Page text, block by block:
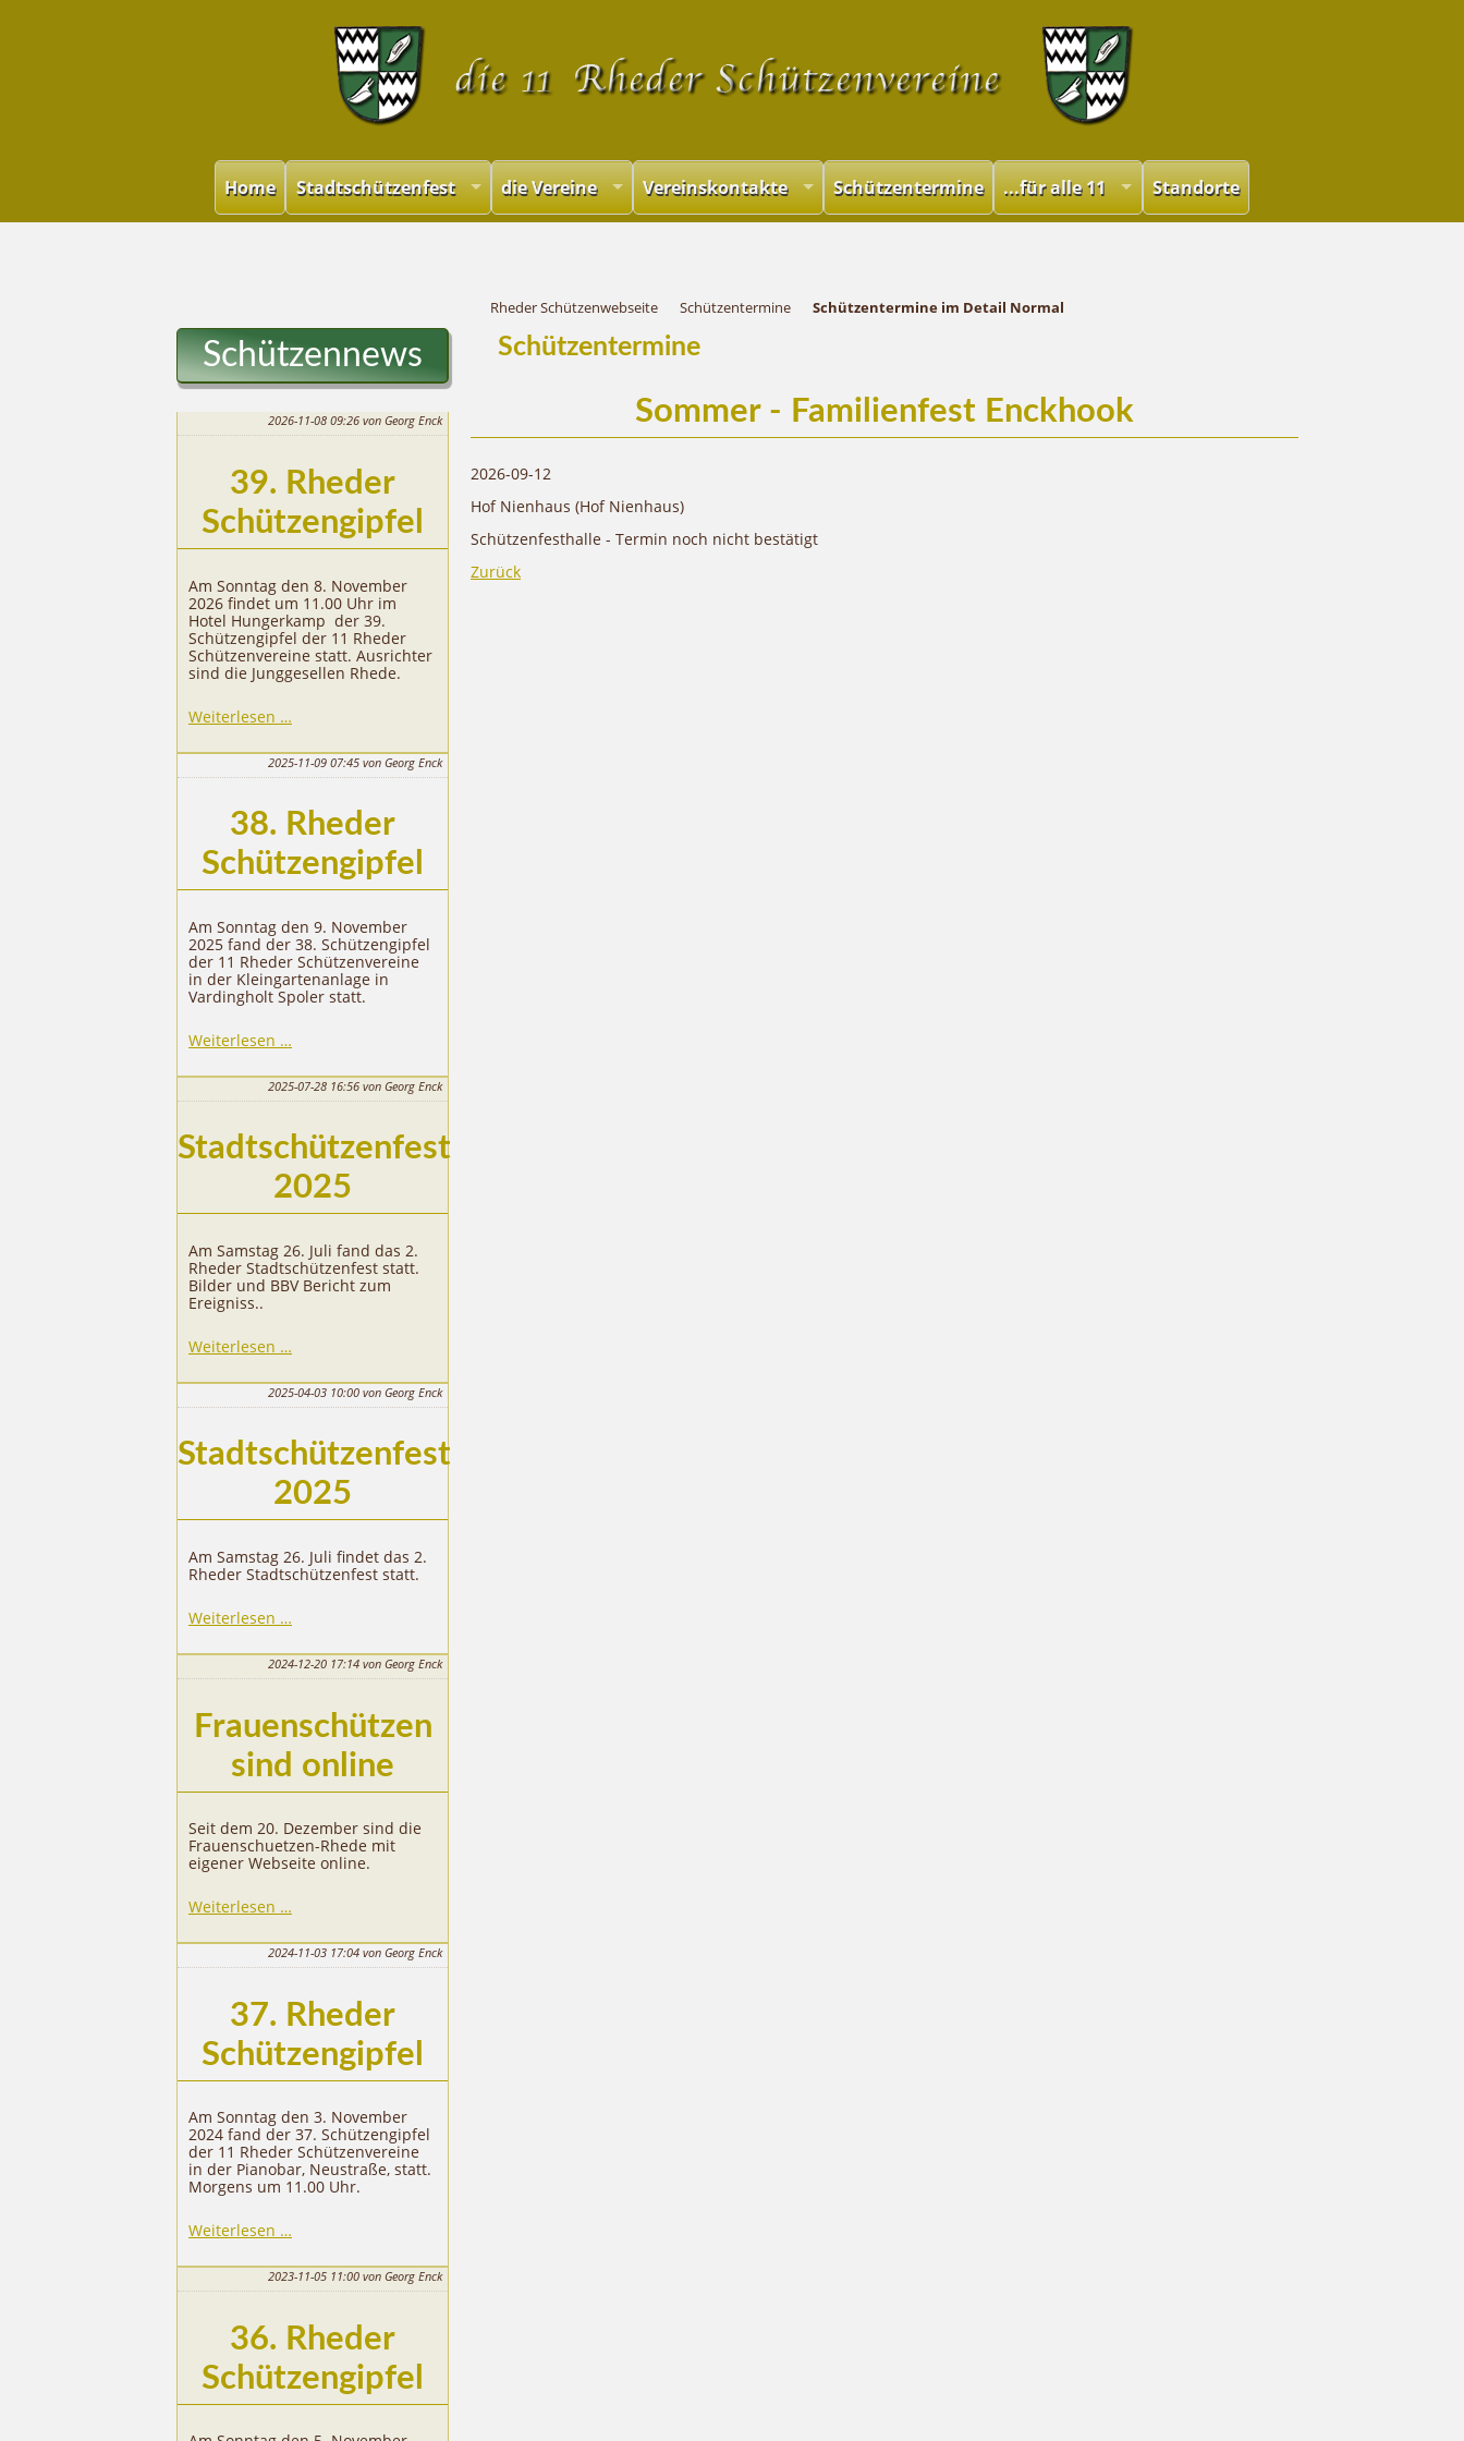
Navigation
überspringen
Home Stadtschützenfest die Vereine Vereinskontakte Schützentermine ...für alle 11 Standorte
Rheder Schützenwebseite Schützentermine Schützentermine im Detail Normal
Schützentermine
Sommer - Familienfest Enckhook
2026-09-12
Hof Nienhaus (Hof Nienhaus)
Schützenfesthalle - Termin noch nicht bestätigt
Zurück
Schützennews
2026-11-08 09:26 von Georg Enck
39. Rheder
Schützengipfel
Am Sonntag den 8. November
2026 findet um 11.00 Uhr im
Hotel Hungerkamp der 39.
Schützengipfel der 11 Rheder
Schützenvereine statt. Ausrichter
sind die Junggesellen Rhede.
Weiterlesen …
Schützengipfel
2025-11-09 07:45 von Georg Enck
38. Rheder
Schützengipfel
Am Sonntag den 9. November
2025 fand der 38. Schützengipfel
der 11 Rheder Schützenvereine
in der Kleingartenanlage in
Vardingholt Spoler statt.
Weiterlesen …
Schützengipfel
2025-07-28 16:56 von Georg Enck
Stadtschützenfest
2025
Am Samstag 26. Juli fand das 2.
Rheder Stadtschützenfest statt.
Bilder und BBV Bericht zum
Ereigniss..
Weiterlesen …
2025-04-03 10:00 von Georg Enck
Stadtschützenfest
2025
Am Samstag 26. Juli findet das 2.
Rheder Stadtschützenfest statt.
Weiterlesen …
2024-12-20 17:14 von Georg Enck
Frauenschützen
sind online
Seit dem 20. Dezember sind die
Frauenschuetzen-Rhede mit
eigener Webseite online.
Weiterlesen …
2024-11-03 17:04 von Georg Enck
37. Rheder
Schützengipfel
Am Sonntag den 3. November
2024 fand der 37. Schützengipfel
der 11 Rheder Schützenvereine
in der Pianobar, Neustraße, statt.
Morgens um 11.00 Uhr.
Weiterlesen …
Schützengipfel
2023-11-05 11:00 von Georg Enck
36. Rheder
Schützengipfel